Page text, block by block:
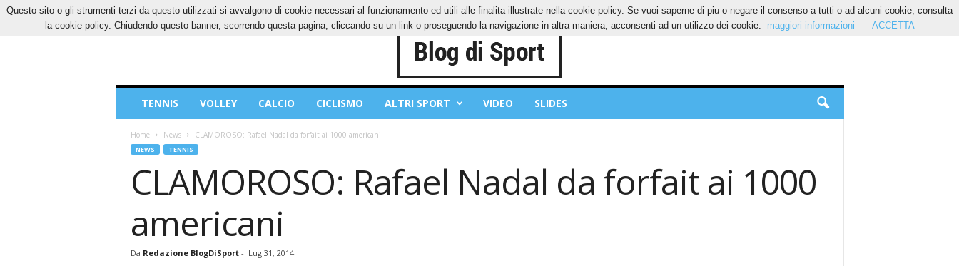
VENERDÌ, 7 AGOSTO 2026 CONTATTI COOKIES PRIVACY POLICY
Sport
TENNIS VOLLEY CALCIO CICLISMO ALTRI SPORT VIDEO SLIDES
Home News CLAMOROSO: Rafael Nadal da forfait ai 1000 americani
NEWS TENNIS
CLAMOROSO: Rafael Nadal da forfait ai 1000
americani
Da Redazione BlogDiSport- Lug 31, 2014
Questo sito o gli strumenti terzi da questo utilizzati si avvalgono di cookie necessari al funzionamento ed utili alle finalita illustrate nella cookie policy. Se vuoi saperne di piu o negare il consenso a tutti o ad alcuni cookie, consulta
la cookie policy. Chiudendo questo banner, scorrendo questa pagina, cliccando su un link o proseguendo la navigazione in altra maniera, acconsenti ad un utilizzo dei cookie.
maggiori informazioni ACCETTA